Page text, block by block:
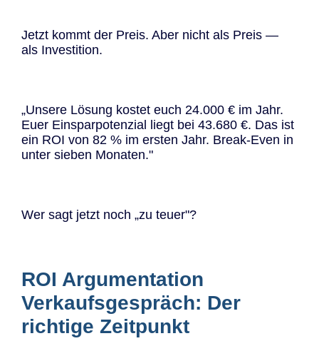
Jetzt kommt der Preis. Aber nicht als Preis —
als Investition.
„Unsere Lösung kostet euch 24.000 € im Jahr.
Euer Einsparpotenzial liegt bei 43.680 €. Das ist
ein ROI von 82 % im ersten Jahr. Break-Even in
unter sieben Monaten."
Wer sagt jetzt noch „zu teuer"?
ROI Argumentation
Verkaufsgespräch: Der
richtige Zeitpunkt